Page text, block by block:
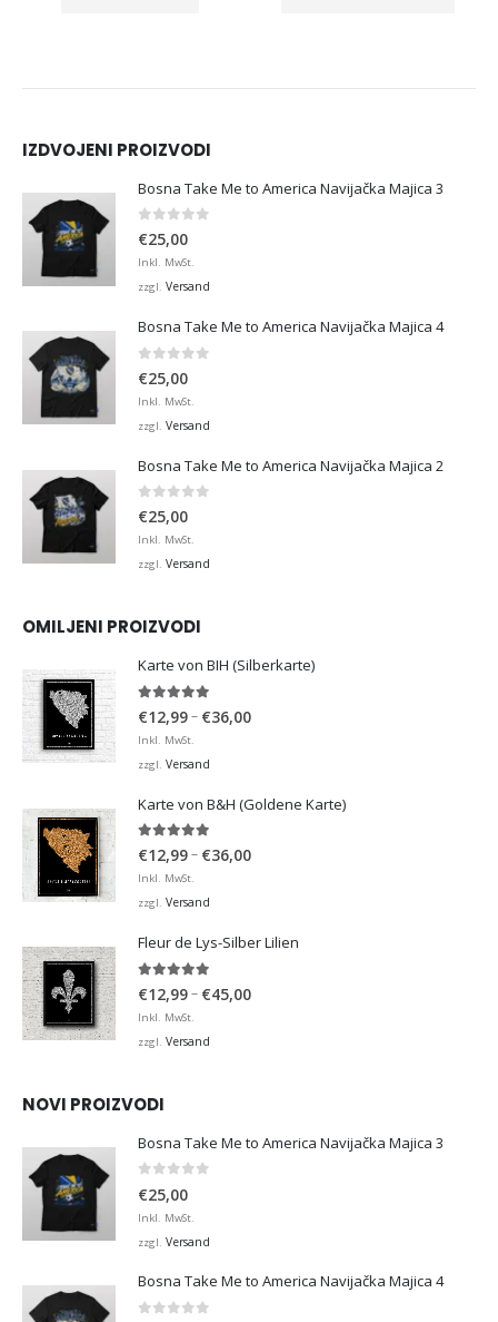
IZDVOJENI PROIZVODI
Bosna Take Me to America Navijačka Majica 3
0 von 5
€25,00
Inkl. MwSt.
zzgl. Versand
Bosna Take Me to America Navijačka Majica 4
0 von 5
€25,00
Inkl. MwSt.
zzgl. Versand
Bosna Take Me to America Navijačka Majica 2
0 von 5
€25,00
Inkl. MwSt.
zzgl. Versand
OMILJENI PROIZVODI
Karte von BIH (Silberkarte)
4.92 von 5
€12,99– €36,00Preisspanne:
Inkl. MwSt.
zzgl. Versand
Karte von B&H (Goldene Karte)
4.98von 5
€12,99– €36,00Preisspanne:
Inkl. MwSt.
zzgl. Versand
Fleur de Lys-Silber Lilien
4.95von 5
€12,99– €45,00Preisspanne:
Inkl. MwSt.
zzgl. Versand
NOVI PROIZVODI
Bosna Take Me to America Navijačka Majica 3
€25,00
Inkl. MwSt.
zzgl. Versand
Bosna Take Me to America Navijačka Majica 4